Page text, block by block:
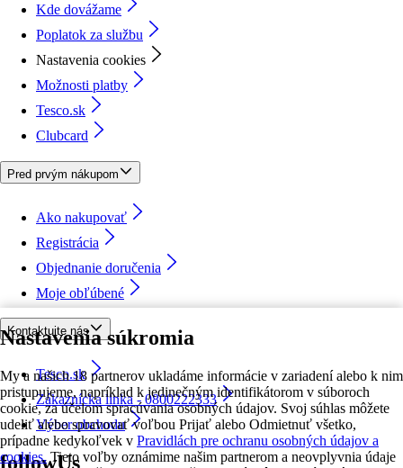
Nastavenia súkromia
My a našich 18 partnerov ukladáme informácie v zariadení alebo k nim
pristupujeme, napríklad k jedinečným identifikátorom v súboroch
cookie, za účelom spracúvania osobných údajov. Svoj súhlas môžete
udeliť alebo spravovať voľbou Prijať alebo Odmietnuť všetko,
prípadne kedykoľvek v Pravidlách pre ochranu osobných údajov a
cookies. Tieto voľby oznámime našim partnerom a neovplyvnia údaje
Kde dovážame
Poplatok za službu
Nastavenia cookies
Možnosti platby
Tesco.sk
Clubcard
Pred prvým nákupom
Ako nakupovať
Registrácia
Objednanie doručenia
Moje obľúbené
Kontaktujte nás
Tesco.sk
Zákaznícka linka - 0800222333
Výber obchodu
followUs